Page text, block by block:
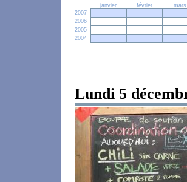
janvier février mars
2007
2006
2005
2004
Lundi 5